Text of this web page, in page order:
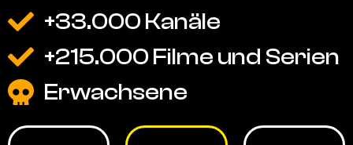
+33.000 Kanäle
+215.000 Filme und Serien
Erwachsene